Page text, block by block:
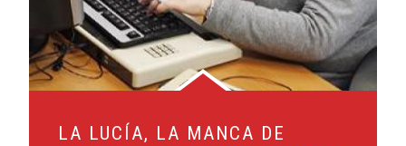
LA LUCÍA, LA MANCA DE